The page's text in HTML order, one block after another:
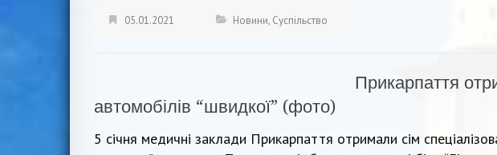
05.01.2021 Новини, Суспільство
Прикарпаття
автомобілів “швидкої” (фото)
5 січня медичні заклади Прикарпаття отримали сім